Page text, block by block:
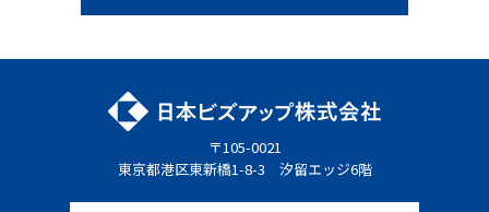
〒105-0021
東京都港区東新橋1-8-3 汐留エッジ6階